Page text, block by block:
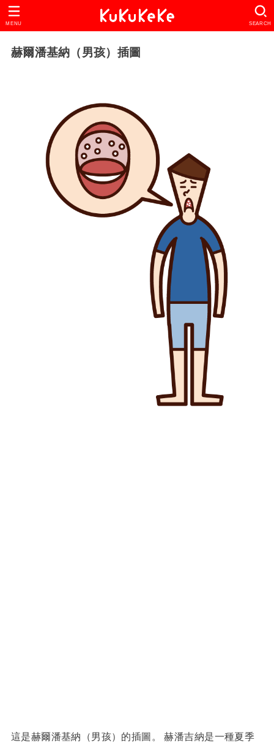
SEARCH
MENU
赫爾潘基納（男孩）插圖
這是赫爾潘基納（男孩）的插圖。 赫潘吉納是一種夏季